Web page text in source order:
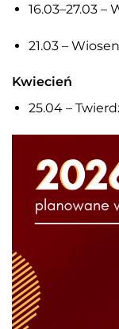
16.03–27.03
21.03 –
Kwiecień
25.04 –